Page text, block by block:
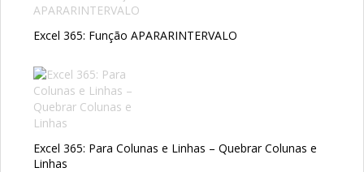
Excel 365: Função APARARINTERVALO
Excel 365: Para Colunas e Linhas – Quebrar Colunas e
Linhas